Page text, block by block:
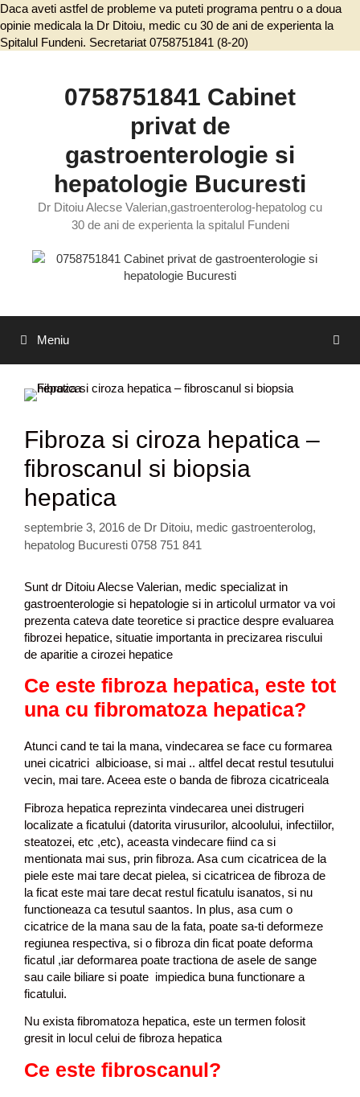
Daca aveti astfel de probleme va puteti programa pentru o a doua
opinie medicala la Dr Ditoiu, medic cu 30 de ani de experienta la
Spitalul Fundeni. Secretariat 0758751841 (8-20)
0758751841 Cabinet
privat de
gastroenterologie si
hepatologie Bucuresti
Dr Ditoiu Alecse Valerian,gastroenterolog-hepatolog cu
30 de ani de experienta la spitalul Fundeni
Meniu
Fibroza si ciroza hepatica –
fibroscanul si biopsia
hepatica
septembrie 3, 2016 de Dr Ditoiu, medic gastroenterolog,
hepatolog Bucuresti 0758 751 841
Sunt dr Ditoiu Alecse Valerian, medic specializat in
gastroenterologie si hepatologie si in articolul urmator va voi
prezenta cateva date teoretice si practice despre evaluarea
fibrozei hepatice, situatie importanta in precizarea riscului
de aparitie a cirozei hepatice
Ce este fibroza hepatica, este tot
una cu fibromatoza hepatica?
Atunci cand te tai la mana, vindecarea se face cu formarea
unei cicatrici albicioase, si mai .. altfel decat restul tesutului
vecin, mai tare. Aceea este o banda de fibroza cicatriceala
Fibroza hepatica reprezinta vindecarea unei distrugeri
localizate a ficatului (datorita virusurilor, alcoolului, infectiilor,
steatozei, etc ,etc), aceasta vindecare fiind ca si
mentionata mai sus, prin fibroza. Asa cum cicatricea de la
piele este mai tare decat pielea, si cicatricea de fibroza de
la ficat este mai tare decat restul ficatulu isanatos, si nu
functioneaza ca tesutul saantos. In plus, asa cum o
cicatrice de la mana sau de la fata, poate sa-ti deformeze
regiunea respectiva, si o fibroza din ficat poate deforma
ficatul ,iar deformarea poate tractiona de asele de sange
sau caile biliare si poate impiedica buna functionare a
ficatului.
Nu exista fibromatoza hepatica, este un termen folosit
gresit in locul celui de fibroza hepatica
Ce este fibroscanul?